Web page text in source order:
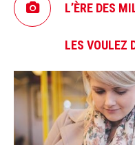
L’ÈRE DES
LES VOULEZ